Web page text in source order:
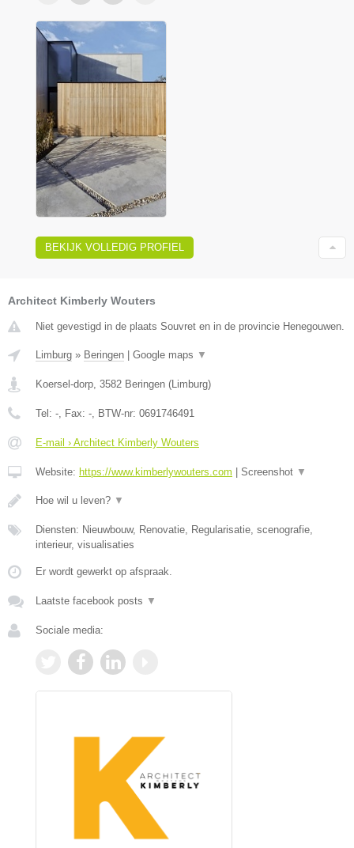
BEKIJK VOLLEDIG PROFIEL
Architect Kimberly Wouters
Niet gevestigd in de plaats Souvret en in de provincie Henegouwen.
Limburg » Beringen Google maps ▼
Koersel-dorp 3582 Beringen ( Limburg)
Tel: - , Fax: - , BTW-nr: 0691746491
E-mail › Architect Kimberly Wouters
Website: https://www.kimberlywouters.com Screenshot ▼
Hoe wil u leven? ▼
Diensten: Nieuwbouw, Renovatie, Regularisatie, scenografie,
interieur, visualisaties
Er wordt gewerkt op afspraak.
Laatste facebook posts ▼
Sociale media: